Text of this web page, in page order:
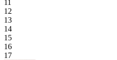
11
12
13
14
15
16
17